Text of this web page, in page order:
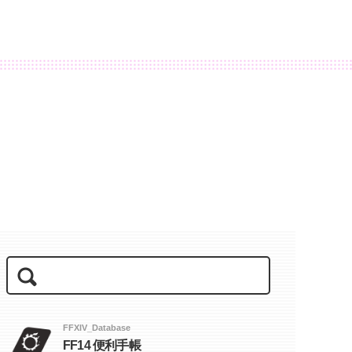
FFXIV_Database
FF14 便利手帳